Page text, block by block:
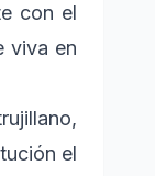
con el
viva en
el